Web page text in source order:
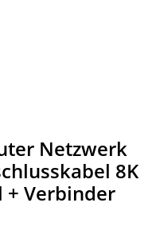
Netzwerk
8K
+ Verbinder